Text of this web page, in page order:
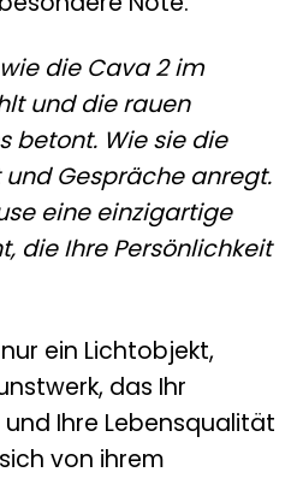
die Cava 2 im
und die rauen
betont. Wie sie die
Gespräche anregt.
eine einzigartige
die Ihre Persönlichkeit
ein Lichtobjekt,
das Ihr
Ihre Lebensqualität
von ihrem